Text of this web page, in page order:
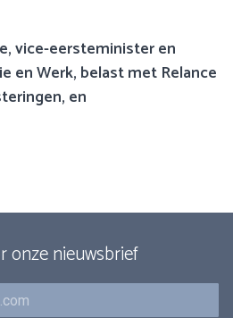
vice-eersteminister en
en Werk, belast met Relance
en
onze nieuwsbrief